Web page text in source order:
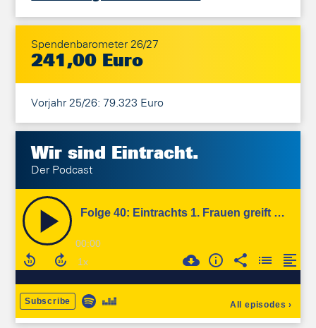
Spendenbarometer 26/27
241,00 Euro
Vorjahr 25/26: 79.323 Euro
Wir sind Eintracht.
Der Podcast